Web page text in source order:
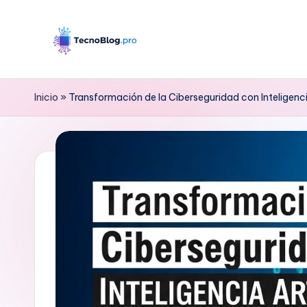
contenido
B
l
g
Inicio » Transformación de la Ciberseguridad con